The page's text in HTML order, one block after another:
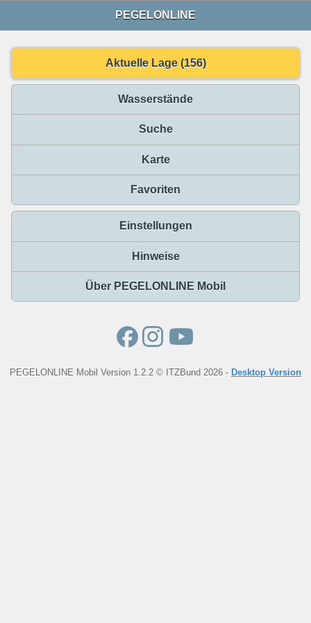
PEGELONLINE
Aktuelle Lage (156)
Wasserstände
Suche
Karte
Favoriten
Einstellungen
Hinweise
Über PEGELONLINE Mobil
PEGELONLINE Mobil Version 1.2.2 © ITZBund 2026 - Desktop Version